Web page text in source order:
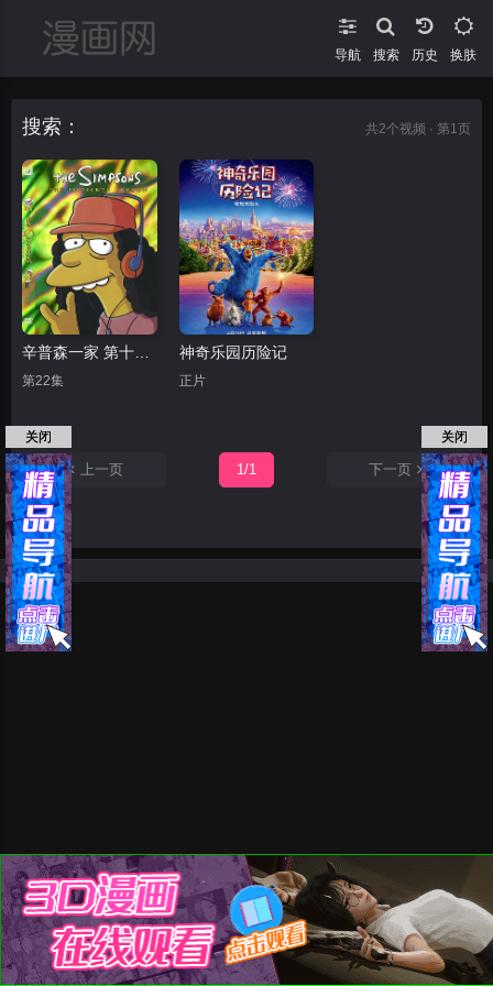
导航 搜索 换肤
搜索： 共2个视频 · 第1页
辛普森一家 第十五季
第22集
神奇乐园历险记
正片
上一页 1/1 下一页
关闭 关闭